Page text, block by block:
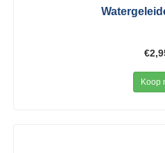
Koop